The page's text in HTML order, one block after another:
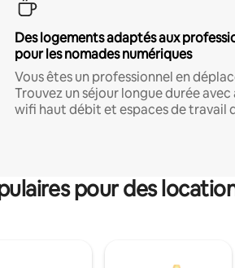
Des logements adaptés aux
pour les nomades numériques
Vous êtes un professionnel en
Trouvez un séjour longue durée avec
wifi haut débit et espaces de travail
pour des